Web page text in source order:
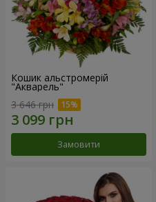
Кошик альстромерій
"Акварель"
3 646 грн
Замовити